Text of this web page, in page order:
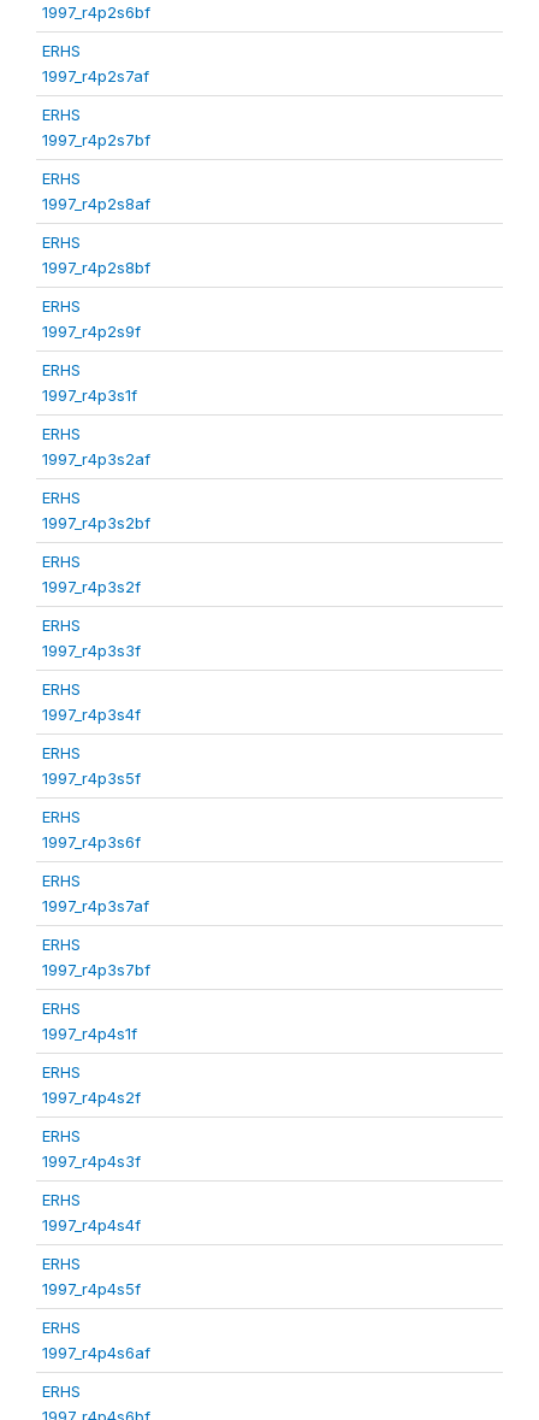
1997_r4p2s6bf
ERHS
1997_r4p2s7af
ERHS
1997_r4p2s7bf
ERHS
1997_r4p2s8af
ERHS
1997_r4p2s8bf
ERHS
1997_r4p2s9f
ERHS
1997_r4p3s1f
ERHS
1997_r4p3s2af
ERHS
1997_r4p3s2bf
ERHS
1997_r4p3s2f
ERHS
1997_r4p3s3f
ERHS
1997_r4p3s4f
ERHS
1997_r4p3s5f
ERHS
1997_r4p3s6f
ERHS
1997_r4p3s7af
ERHS
1997_r4p3s7bf
ERHS
1997_r4p4s1f
ERHS
1997_r4p4s2f
ERHS
1997_r4p4s3f
ERHS
1997_r4p4s4f
ERHS
1997_r4p4s5f
ERHS
1997_r4p4s6af
ERHS
1997_r4p4s6bf